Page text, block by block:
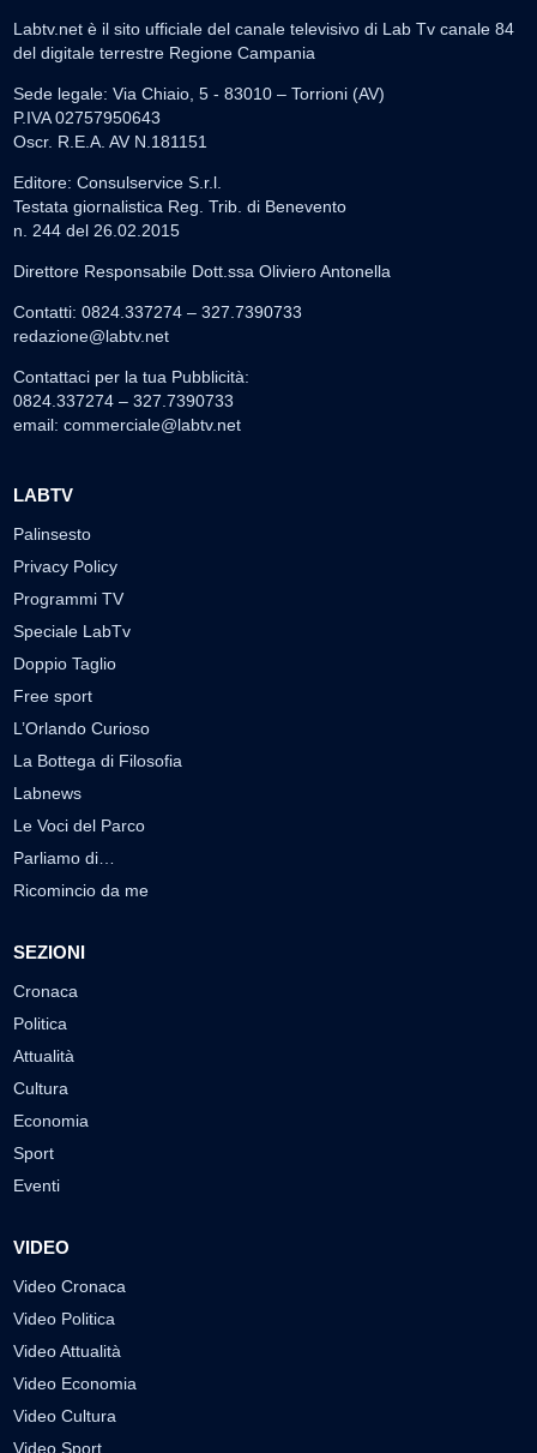
Labtv.net è il sito ufficiale del canale televisivo di Lab Tv canale 84
del digitale terrestre Regione Campania
Sede legale: Via Chiaio, 5 - 83010 – Torrioni (AV)
P.IVA 02757950643
Oscr. R.E.A. AV N.181151
Editore: Consulservice S.r.l.
Testata giornalistica Reg. Trib. di Benevento
n. 244 del 26.02.2015
Direttore Responsabile Dott.ssa Oliviero Antonella
Contatti: 0824.337274 – 327.7390733
redazione@labtv.net
Contattaci per la tua Pubblicità:
0824.337274 – 327.7390733
email: commerciale@labtv.net
LABTV
Palinsesto
Privacy Policy
Programmi TV
Speciale LabTv
Doppio Taglio
Free sport
L’Orlando Curioso
La Bottega di Filosofia
Labnews
Le Voci del Parco
Parliamo di…
Ricomincio da me
SEZIONI
Cronaca
Politica
Attualità
Cultura
Economia
Sport
Eventi
VIDEO
Video Cronaca
Video Politica
Video Attualità
Video Economia
Video Cultura
Video Sport